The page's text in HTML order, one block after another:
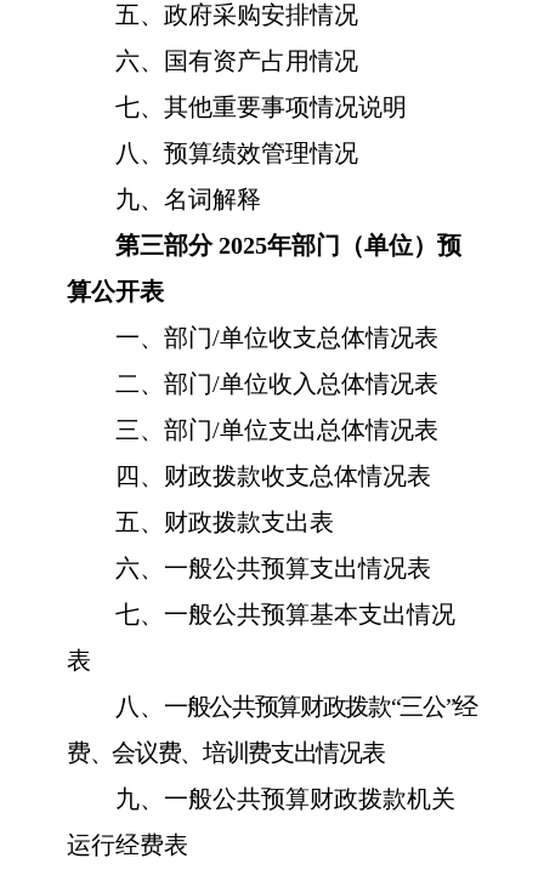
五、政府采购安排情况
六、国有资产占用情况
七、其他重要事项情况说明
八、预算绩效管理情况
九、名词解释
第三部分 2025年部门（单位）预
算公开表
一、部门/单位收支总体情况表
二、部门/单位收入总体情况表
三、部门/单位支出总体情况表
四、财政拨款收支总体情况表
五、财政拨款支出表
六、一般公共预算支出情况表
七、一般公共预算基本支出情况
表
八、 一般公共预算财政拨款“三公”经
费、会议费、培训费支出情况表
九、一般公共预算财政拨款机关
运行经费表